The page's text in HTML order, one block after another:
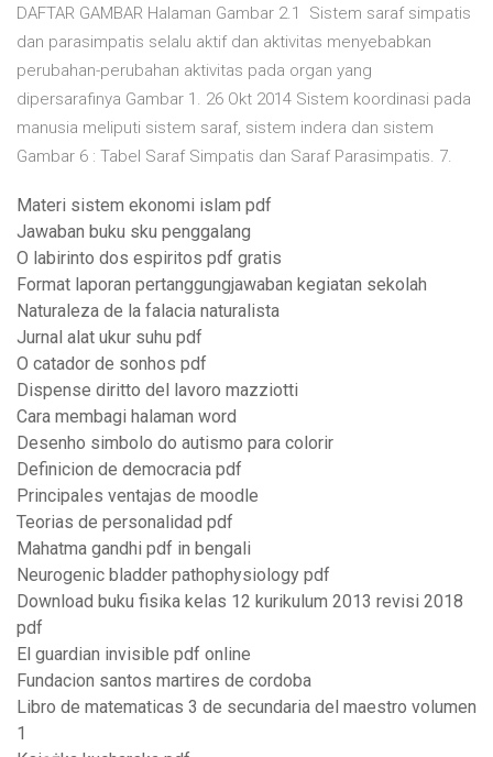
DAFTAR GAMBAR Halaman Gambar 2.1 Sistem saraf simpatis
dan parasimpatis selalu aktif dan aktivitas menyebabkan
perubahan-perubahan aktivitas pada organ yang
dipersarafinya Gambar 1. 26 Okt 2014 Sistem koordinasi pada
manusia meliputi sistem saraf, sistem indera dan sistem
Gambar 6 : Tabel Saraf Simpatis dan Saraf Parasimpatis. 7.
Materi sistem ekonomi islam pdf
Jawaban buku sku penggalang
O labirinto dos espiritos pdf gratis
Format laporan pertanggungjawaban kegiatan sekolah
Naturaleza de la falacia naturalista
Jurnal alat ukur suhu pdf
O catador de sonhos pdf
Dispense diritto del lavoro mazziotti
Cara membagi halaman word
Desenho simbolo do autismo para colorir
Definicion de democracia pdf
Principales ventajas de moodle
Teorias de personalidad pdf
Mahatma gandhi pdf in bengali
Neurogenic bladder pathophysiology pdf
Download buku fisika kelas 12 kurikulum 2013 revisi 2018
pdf
El guardian invisible pdf online
Fundacion santos martires de cordoba
Libro de matematicas 3 de secundaria del maestro volumen
1